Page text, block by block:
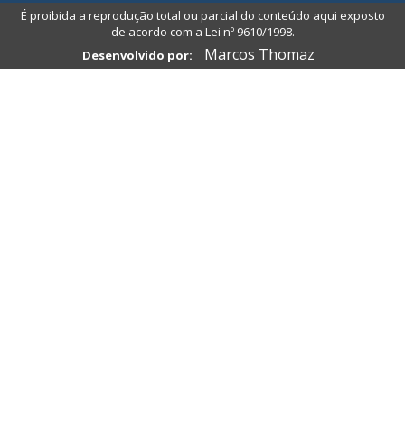
É proibida a reprodução total ou parcial do conteúdo aqui exposto
de acordo com a Lei nº 9610/1998.
Desenvolvido por:
Marcos Thomaz